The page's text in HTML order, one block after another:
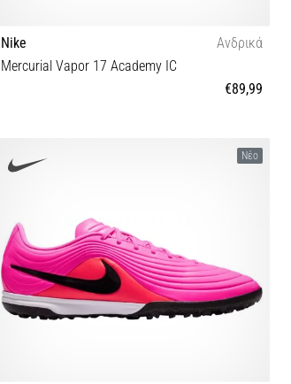
Nike
Ανδρικά
Mercurial Vapor 17 Academy IC
€89,99
Νέο